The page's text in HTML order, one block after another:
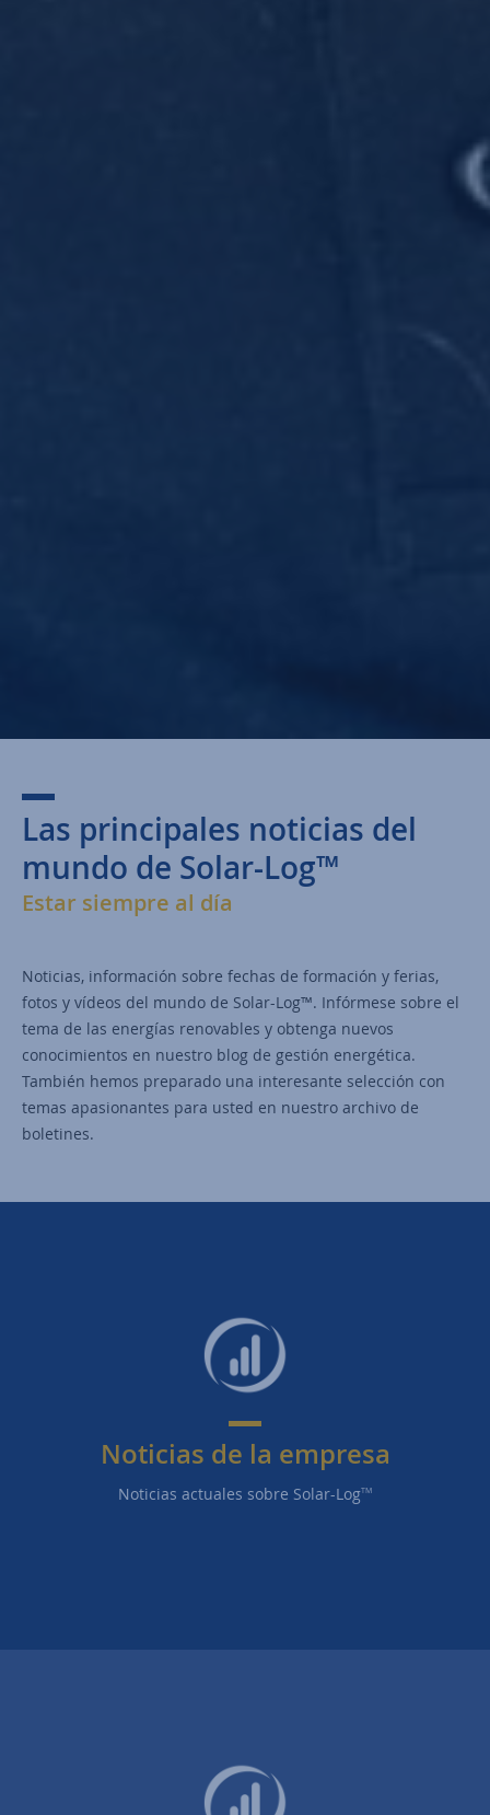
Las principales noticias del
mundo de Solar-Log™
Estar siempre al día
Noticias, información sobre fechas de formación y ferias,
fotos y vídeos del mundo de Solar-Log™. Infórmese sobre el
tema de las energías renovables y obtenga nuevos
conocimientos en nuestro blog de gestión energética.
También hemos preparado una interesante selección con
temas apasionantes para usted en nuestro archivo de
boletines.
Noticias de la empresa
Noticias actuales sobre Solar-LogTM